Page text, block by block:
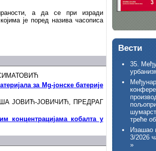
а да се при изради
је поред назива часописа
за Мg-јонске батерије
ЈОВИЋ-ЈОВИЧИЋ, ПРЕДРАГ
концентрацијама кобалта у
Вести
35.
треће
Изашао
3/2026
»